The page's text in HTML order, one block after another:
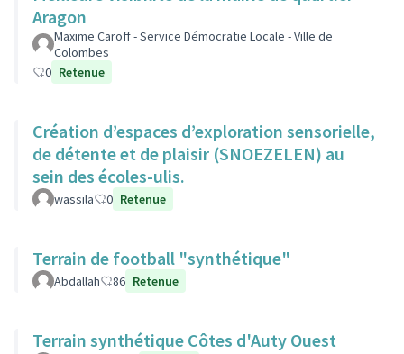
Aragon
Maxime Caroff - Service Démocratie Locale - Ville de
Colombes
0 Retenue
Création d’espaces d’exploration sensorielle,
de détente et de plaisir (SNOEZELEN) au
sein des écoles-ulis.
wassila 0 Retenue
Terrain de football "synthétique"
Abdallah 86 Retenue
Terrain synthétique Côtes d'Auty Ouest